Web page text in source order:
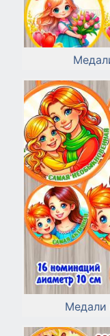
Медали